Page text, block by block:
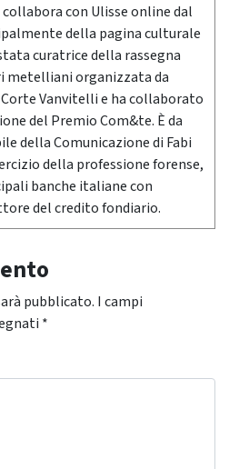
con Ulisse online dal
della pagina culturale
curatrice della rassegna
metelliani organizzata da
Vanvitelli e ha collaborato
del Premio Com&te. È da
della Comunicazione di Fabi
della professione forense,
banche italiane con
del credito fondiario.
pubblicato. I campi
*